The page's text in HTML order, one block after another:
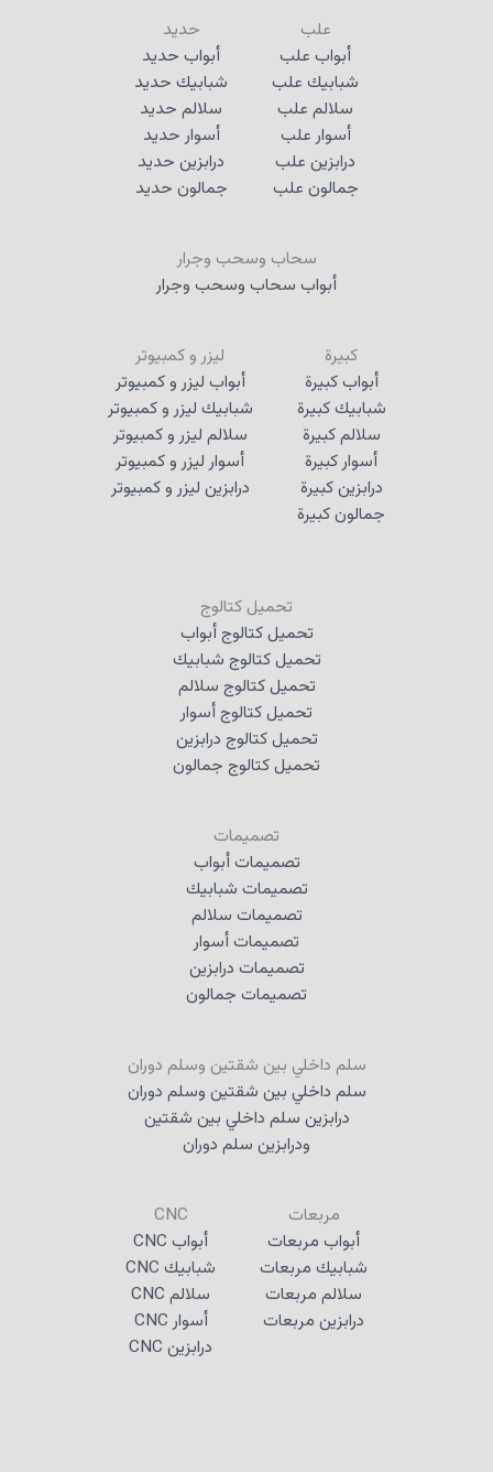
علب
أبواب علب
شبابيك علب
سلالم علب
أسوار علب
درابزين علب
جمالون علب
حديد
أبواب حديد
شبابيك حديد
سلالم حديد
أسوار حديد
درابزين حديد
جمالون حديد
سحاب وسحب وجرار
أبواب سحاب وسحب وجرار
كبيرة
أبواب كبيرة
شبابيك كبيرة
سلالم كبيرة
أسوار كبيرة
درابزين كبيرة
جمالون كبيرة
ليزر و كمبيوتر
أبواب ليزر و كمبيوتر
شبابيك ليزر و كمبيوتر
سلالم ليزر و كمبيوتر
أسوار ليزر و كمبيوتر
درابزين ليزر و كمبيوتر
تحميل كتالوج
تحميل كتالوج أبواب
تحميل كتالوج شبابيك
تحميل كتالوج سلالم
تحميل كتالوج أسوار
تحميل كتالوج درابزين
تحميل كتالوج جمالون
تصميمات
تصميمات أبواب
تصميمات شبابيك
تصميمات سلالم
تصميمات أسوار
تصميمات درابزين
تصميمات جمالون
سلم داخلي بين شقتين وسلم دوران
سلم داخلي بين شقتين وسلم دوران
درابزين سلم داخلي بين شقتين
ودرابزين سلم دوران
مربعات
أبواب مربعات
شبابيك مربعات
سلالم مربعات
درابزين مربعات
CNC
أبواب CNC
شبابيك CNC
سلالم CNC
أسوار CNC
درابزين CNC